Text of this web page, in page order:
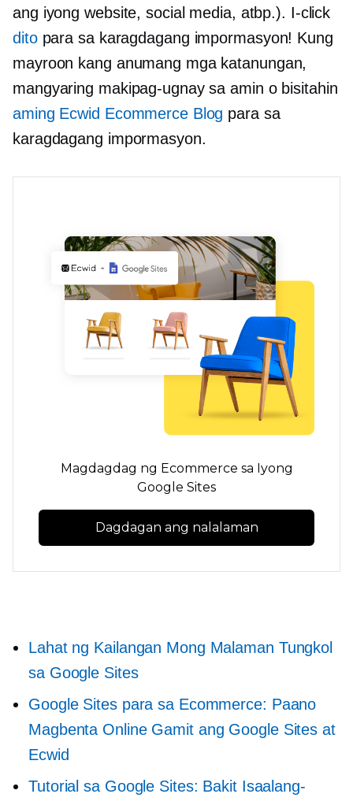
ang iyong website, social media, atbp.). I-click
ditopara sa karagdagang impormasyon! Kung
mayroon kang anumang mga katanungan,
mangyaring makipag-ugnay sa amin o bisitahin
aming Ecwid Ecommerce Blog para sa
karagdagang impormasyon.
Magdagdag ng Ecommerce sa Iyong
Google Sites
Dagdagan ang nalalaman
Lahat ng Kailangan Mong Malaman Tungkol
sa Google Sites
Google Sites para sa Ecommerce: Paano
Magbenta Online Gamit ang Google Sites at
Ecwid
Tutorial sa Google Sites: Bakit Isaalang-